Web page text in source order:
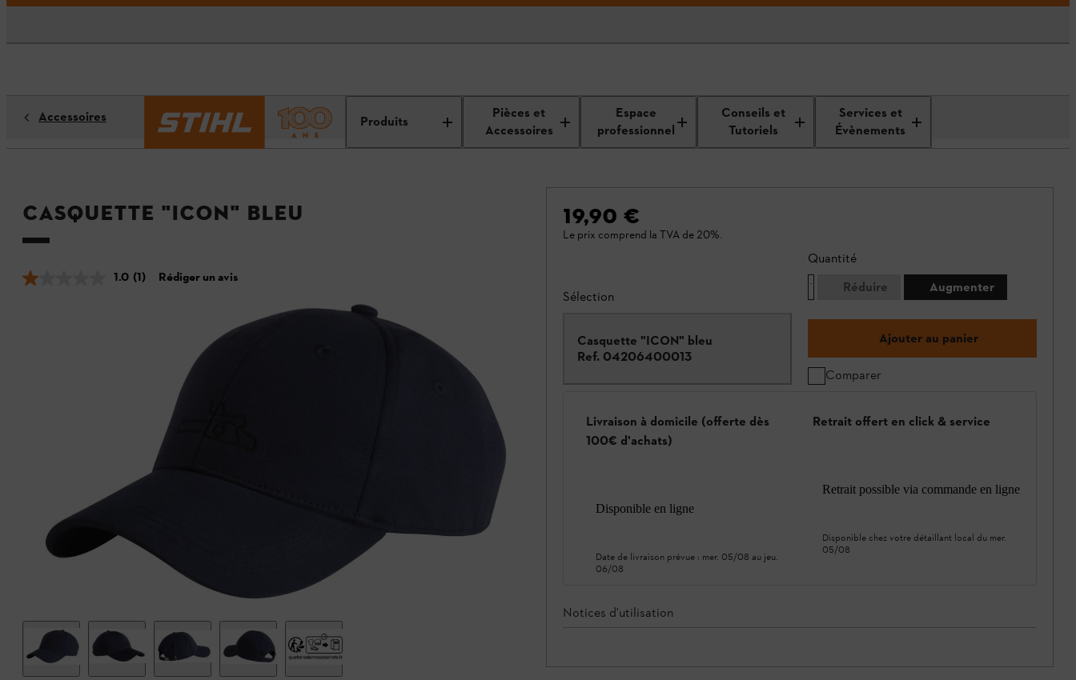
Produits
Pièces et
Accessoires
Espace
professionnel
Conseils et
Tutoriels
Services et
Évènements
Accessoires
Casquette "ICON" bleu
1.0 (1) Rédiger un avis
19,90 €
Le prix comprend la TVA de 20%.
Sélection
Casquette "ICON" bleu
Ref. 04206400013
Quantité
Réduire
Augmenter
Ajouter au panier
Comparer
Livraison à domicile (offerte dès
100€ d'achats)
Disponible en ligne
Date de livraison prévue : mer. 05/08 au jeu.
06/08
Retrait offert en click & service
Retrait possible via commande en ligne
Disponible chez votre détaillant local du mer.
05/08
Notices d'utilisation